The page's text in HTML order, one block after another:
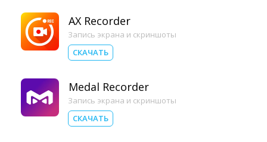
AX Recorder
Запись экрана и скриншоты
СКАЧАТЬ
Medal Recorder
Запись экрана и скриншоты
СКАЧАТЬ